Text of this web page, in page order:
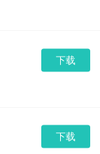
下载
下载